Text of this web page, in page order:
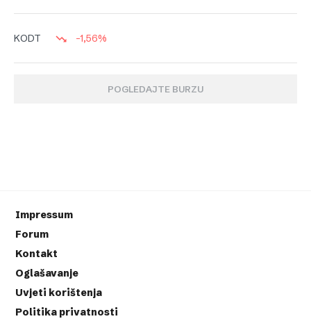
KODT -1,56%
POGLEDAJTE BURZU
Impressum
Forum
Kontakt
Oglašavanje
Uvjeti korištenja
Politika privatnosti